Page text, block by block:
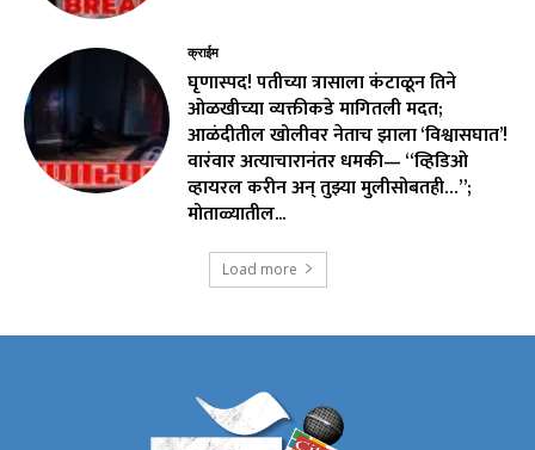
क्राईम
घृणास्पद! पतीच्या त्रासाला कंटाळून तिने
ओळखीच्या व्यक्तीकडे मागितली मदत;
आळंदीतील खोलीवर नेताच झाला ‘विश्वासघात’!
वारंवार अत्याचारानंतर धमकी— “व्हिडिओ
व्हायरल करीन अन् तुझ्या मुलीसोबतही…”;
मोताळ्यातील...
Load more